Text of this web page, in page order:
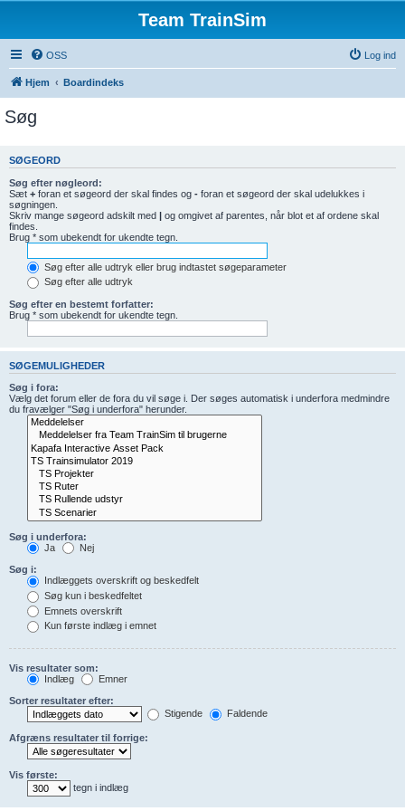
Team TrainSim
OSS Log ind
Hjem Boardindeks
Søg
SØGEORD
Søg efter nøgleord:
Sæt + foran et søgeord der skal findes og - foran et søgeord der skal udelukkes i
søgningen.
Skriv mange søgeord adskilt med | og omgivet af parentes, når blot et af ordene skal
findes.
Brug * som ubekendt for ukendte tegn.
Søg efter alle udtryk eller brug indtastet søgeparameter
Søg efter alle udtryk
Søg efter en bestemt forfatter:
Brug * som ubekendt for ukendte tegn.
SØGEMULIGHEDER
Søg i fora:
Vælg det forum eller de fora du vil søge i. Der søges automatisk i underfora medmindre
du fravælger "Søg i underfora" herunder.
Søg i underfora:
Ja
Nej
Søg i:
Indlæggets overskrift og beskedfelt
Søg kun i beskedfeltet
Emnets overskrift
Kun første indlæg i emnet
Vis resultater som:
Indlæg
Emner
Sorter resultater efter:
Stigende
Faldende
Afgræns resultater til forrige:
Vis første:
tegn i indlæg